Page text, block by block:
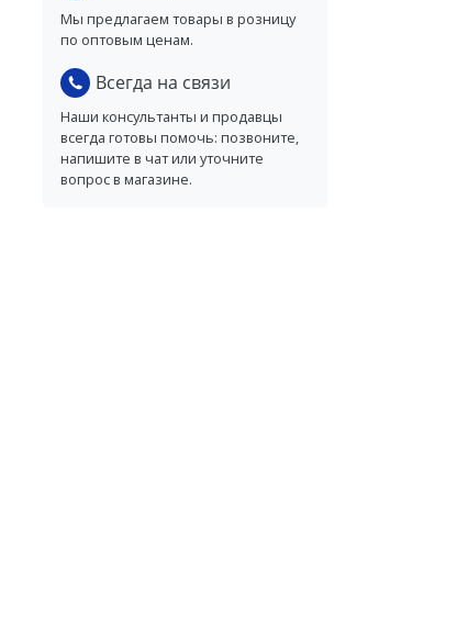
Мы предлагаем товары в розницу
по оптовым ценам.
Всегда на связи
Наши консультанты и продавцы
всегда готовы помочь: позвоните,
напишите в чат или уточните
вопрос в магазине.